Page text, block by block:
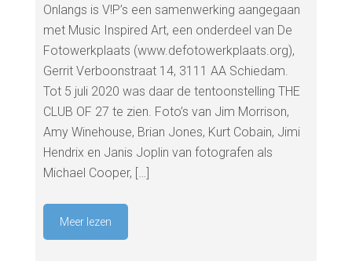
Onlangs is V!P’s een samenwerking aangegaan
met Music Inspired Art, een onderdeel van De
Fotowerkplaats (www.defotowerkplaats.org),
Gerrit Verboonstraat 14, 3111 AA Schiedam.
Tot 5 juli 2020 was daar de tentoonstelling THE
CLUB OF 27 te zien. Foto’s van Jim Morrison,
Amy Winehouse, Brian Jones, Kurt Cobain, Jimi
Hendrix en Janis Joplin van fotografen als
Michael Cooper, […]
Meer lezen